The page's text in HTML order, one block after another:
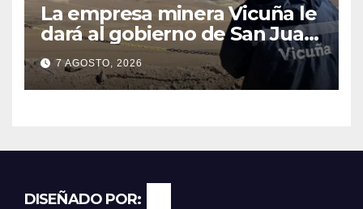
La empresa minera Vicuña le
dará al gobierno de San Juan
U$D 250 millones cómo un
aporte extraordinario y no
reembolsable
7 AGOSTO, 2026
DISEÑADO POR: